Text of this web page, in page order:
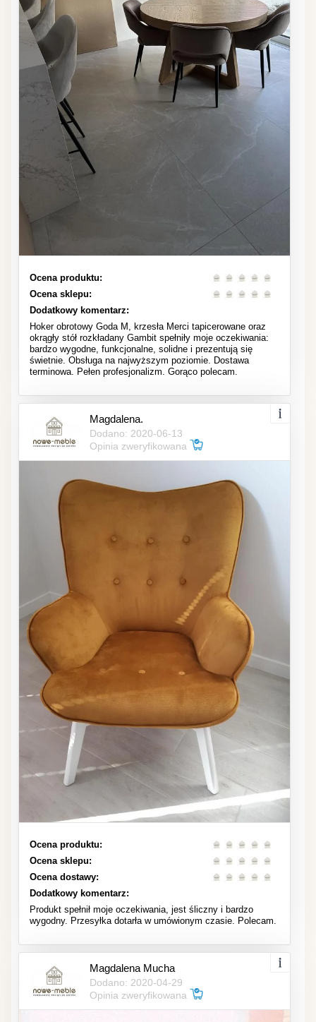
Ocena produktu:
Ocena sklepu:
Dodatkowy komentarz:
Hoker obrotowy Goda M, krzesła Merci tapicerowane oraz
okrągły stół rozkładany Gambit spełniły moje oczekiwania:
bardzo wygodne, funkcjonalne, solidne i prezentują się
świetnie. Obsługa na najwyższym poziomie. Dostawa
terminowa. Pełen profesjonalizm. Gorąco polecam.
Magdalena.
Dodano: 2020-06-13
Opinia zweryfikowana
Ocena produktu:
Ocena sklepu:
Ocena dostawy:
Dodatkowy komentarz:
Produkt spełnił moje oczekiwania, jest śliczny i bardzo
wygodny. Przesyłka dotarła w umówionym czasie. Polecam.
Magdalena Mucha
Dodano: 2020-04-29
Opinia zweryfikowana